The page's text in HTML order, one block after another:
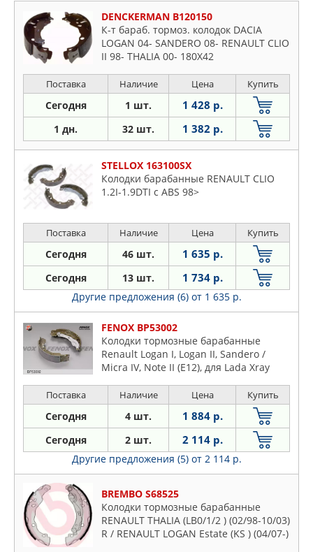
DENCKERMAN B120150
К-т бараб. тормоз. колодок DACIA
LOGAN 04- SANDERO 08- RENAULT CLIO
II 98- THALIA 00- 180X42
Поставка Наличие Цена Купить
Сегодня 1 шт. 1 428 р.
1 дн. 32 шт. 1 382 р.
STELLOX 163100SX
Колодки барабанные RENAULT CLIO
1.2I-1.9DTI с ABS 98>
Поставка Наличие Цена Купить
Сегодня 46 шт. 1 635 р.
Сегодня 13 шт. 1 734 р.
Другие предложения (6) от 1 635 р.
FENOX BP53002
Колодки тормозные барабанные
Renault Logan I, Logan II, Sandero /
Micra IV, Note II (E12), для Lada Xray
Поставка Наличие Цена Купить
Сегодня 4 шт. 1 884 р.
Сегодня 2 шт. 2 114 р.
Другие предложения (5) от 2 114 р.
BREMBO S68525
Колодки тормозные барабанные
RENAULT THALIA (LB0/1/2 ) (02/98-10/03)
R / RENAULT LOGAN Estate (KS ) (04/07-)